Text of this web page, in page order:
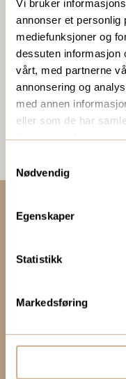
Vi bruker
annonser et personlig
mediefunksjoner og
dessuten informasjon
vårt, med partnerne
annonsering og
med annen
eller som de har
Nødvendig
Egenskaper
Statistikk
Markedsføring
BESTILL VÅRT
To ganger i året
med siste nytt
og mikroskopi.
Bestill Ortomedia
Besøksadresse:
1366 LYSAKER